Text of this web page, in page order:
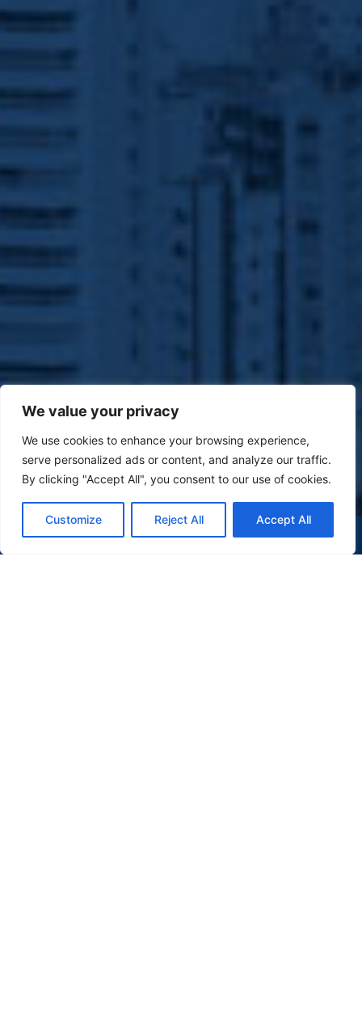
We value your privacy
We use cookies to enhance your browsing experience,
serve personalized ads or content, and analyze our traffic.
By clicking "Accept All", you consent to our use of cookies.
Customize Reject All Accept All
(47) 9 9977-7630